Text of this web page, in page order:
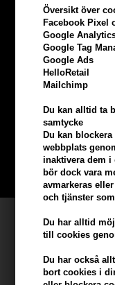
Översikt över
Facebook Pixel
Google
Google Tag
Google Ads
HelloRetail
Mailchimp
Du kan alltid ta
samtycke
Du kan
webbplats
inaktivera dem i
bör dock vara
avmarkeras
och tjänster
Du har alltid
till cookies
Du har också
bort cookies i
Tjäna5%
Bli en del av vår
BLI EN GRATIS
Kundservice
Frisenborgvej 6A
DK-7800 Skive